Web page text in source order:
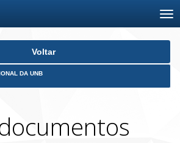
Voltar
DA UNB